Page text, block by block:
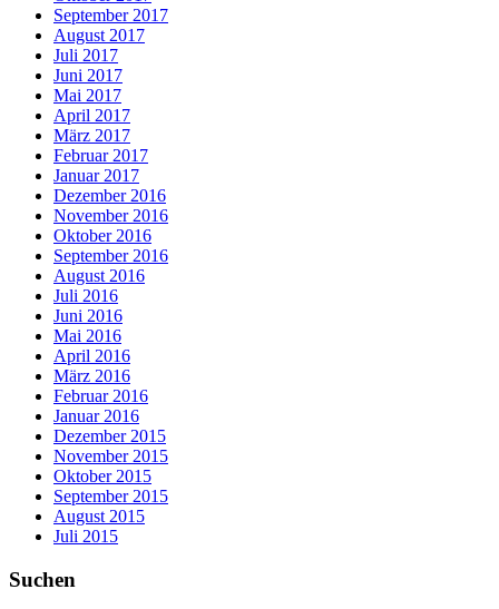
September 2017
August 2017
Juli 2017
Juni 2017
Mai 2017
April 2017
März 2017
Februar 2017
Januar 2017
Dezember 2016
November 2016
Oktober 2016
September 2016
August 2016
Juli 2016
Juni 2016
Mai 2016
April 2016
März 2016
Februar 2016
Januar 2016
Dezember 2015
November 2015
Oktober 2015
September 2015
August 2015
Juli 2015
Suchen